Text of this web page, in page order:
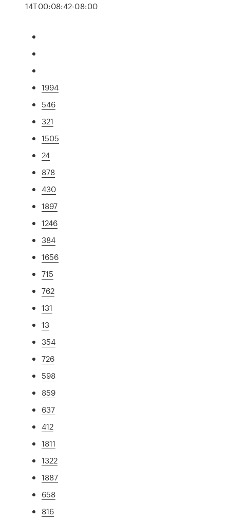
14T00:08:42-08:00
1994
546
321
1505
24
878
430
1897
1246
384
1656
715
762
131
13
354
726
598
859
637
412
1811
1322
1887
658
816